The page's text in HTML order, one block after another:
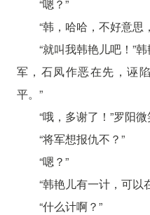
“嗯？”
“韩，哈哈，不好意思
“就叫我韩艳儿吧！”
军，石凤作恶在先，诬
平。”
“哦，多谢了！”罗阳微
“将军想报仇不？”
“嗯？”
“韩艳儿有一计，可以
“什么计啊？”